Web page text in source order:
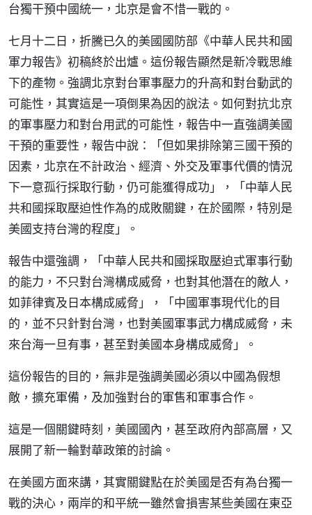
台獨干預中國統一，北京是會不惜一戰的。
七月十二日，折騰已久的美國國防部《中華人民共和國
軍力報告》初稿終於出爐。這份報告顯然是新冷戰思維
下的產物。強調北京對台軍事壓力的升高和對台動武的
可能性，其實這是一項倒果為因的說法。如何對抗北京
的軍事壓力和對台用武的可能性，報告中一直強調美國
干預的重要性，報告中說：「但如果排除第三國干預的
因素，北京在不計政治、經濟、外交及軍事代價的情況
下一意孤行採取行動，仍可能獲得成功」，「中華人民
共和國採取壓迫性作為的成敗關鍵，在於國際，特別是
美國支持台灣的程度」。
報告中還強調，「中華人民共和國採取壓迫式軍事行動
的能力，不只對台灣構成威脅，也對其他潛在的敵人，
如菲律賓及日本構成威脅」，「中國軍事現代化的目
的，並不只針對台灣，也對美國軍事武力構成威脅，未
來台海一旦有事，甚至對美國本身構成威脅」。
這份報告的目的，無非是強調美國必須以中國為假想
敵，擴充軍備，及加強對台的軍售和軍事合作。
這是一個關鍵時刻，美國國內，甚至政府內部高層，又
展開了新一輪對華政策的討論。
在美國方面來講，其實關鍵點在於美國是否有為台獨一
戰的決心，兩岸的和平統一雖然會損害某些美國在東亞